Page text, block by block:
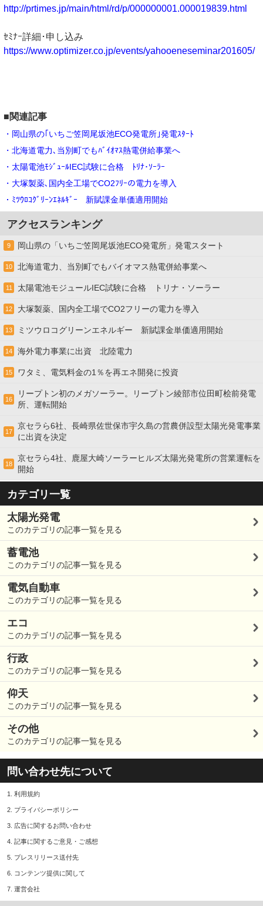
http://prtimes.jp/main/html/rd/p/000000001.000019839.html
ｾﾐﾅｰ詳細･申し込み
https://www.optimizer.co.jp/events/yahooeneseminar201605/
■関連記事
・岡山県の｢いちご笠岡尾坂池ECO発電所｣発電ｽﾀｰﾄ
・北海道電力､当別町でもﾊﾞｲｵﾏｽ熱電併給事業へ
・太陽電池ﾓｼﾞｭｰﾙIEC試験に合格 ﾄﾘﾅ･ｿｰﾗｰ
・大塚製薬､国内全工場でCO2ﾌﾘｰの電力を導入
・ﾐﾂｳﾛｺｸﾞﾘｰﾝｴﾈﾙｷﾞｰ 新賦課金単価適用開始
アクセスランキング
9 岡山県の「いちご笠岡尾坂池ECO発電所」発電スタート
10 北海道電力、当別町でもバイオマス熱電併給事業へ
11 太陽電池モジュールIEC試験に合格 トリナ・ソーラー
12 大塚製薬、国内全工場でCO2フリーの電力を導入
13 ミツウロコグリーンエネルギー 新賦課金単価適用開始
14 海外電力事業に出資 北陸電力
15 ワタミ、電気料金の1％を再エネ開発に投資
16
リープトン初のメガソーラー。リープトン綾部市位田町桧前発電
所、運転開始
17
京セラら6社、長崎県佐世保市宇久島の営農併設型太陽光発電事業
に出資を決定
18
京セラら4社、鹿屋大崎ソーラーヒルズ太陽光発電所の営業運転を
開始
カテゴリ一覧
太陽光発電
このカテゴリの記事一覧を見る
蓄電池
このカテゴリの記事一覧を見る
電気自動車
このカテゴリの記事一覧を見る
エコ
このカテゴリの記事一覧を見る
行政
このカテゴリの記事一覧を見る
仰天
このカテゴリの記事一覧を見る
その他
このカテゴリの記事一覧を見る
問い合わせ先について
1. 利用規約
2. プライバシーポリシー
3. 広告に関するお問い合わせ
4. 記事に関するご意見・ご感想
5. プレスリリース送付先
6. コンテンツ提供に関して
7. 運営会社